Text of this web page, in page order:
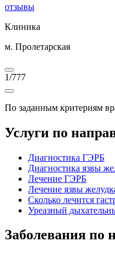
отзывы
Клиника
м. Пролетарская
1/777
По заданным критериям
Услуги по
Диагностика ГЭРБ
Диагностика язвы
Лечение ГЭРБ
Лечение язвы
Сколько лечится
Уреазный
Заболевания по